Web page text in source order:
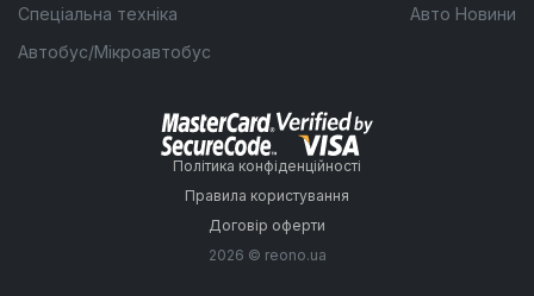
Спеціальна техніка
Автобус/Мікроавтобус
Авто Новини
Політика конфіденційності
Правила користування
Договір оферти
2026 © reono.ua